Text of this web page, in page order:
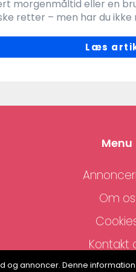
morgenmåltid eller en
retter – men har du ikke
Læs
Menu
Om os
Kontakt
og annoncer. Denne